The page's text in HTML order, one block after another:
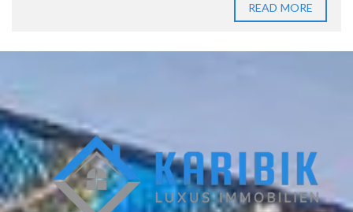
READ MORE